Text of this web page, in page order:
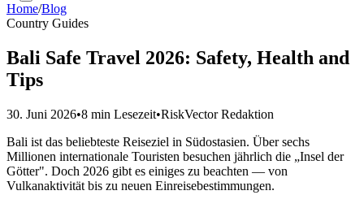
Home/Blog
Country Guides
Bali Safe Travel 2026: Safety, Health and
Tips
30. Juni 2026•8 min Lesezeit•RiskVector Redaktion
Bali ist das beliebteste Reiseziel in Südostasien. Über sechs
Millionen internationale Touristen besuchen jährlich die „Insel der
Götter". Doch 2026 gibt es einiges zu beachten — von
Vulkanaktivität bis zu neuen Einreisebestimmungen.